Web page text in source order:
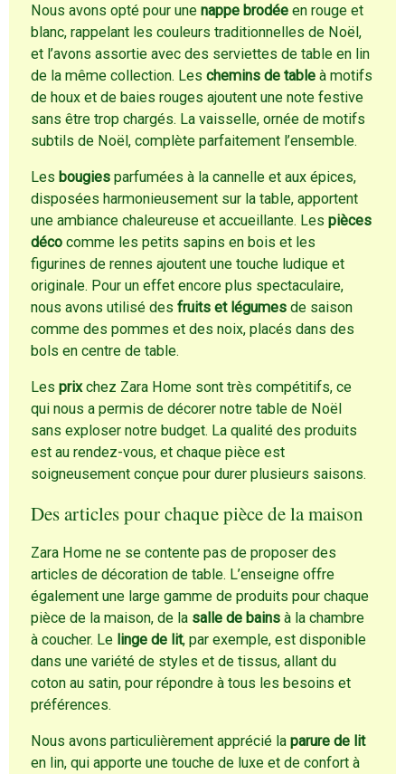
Nous avons opté pour unenappe brodée en rouge et
blanc, rappelant les couleurs traditionnelles de Noël,
et l’avons assortie avec des serviettes de table en lin
de la même collection. Leschemins de table à motifs
de houx et de baies rouges ajoutent une note festive
sans être trop chargés. La vaisselle, ornée de motifs
subtils de Noël, complète parfaitement l’ensemble.
Lesbougies parfumées à la cannelle et aux épices,
disposées harmonieusement sur la table, apportent
une ambiance chaleureuse et accueillante. Lespièces
déco comme les petits sapins en bois et les
figurines de rennes ajoutent une touche ludique et
originale. Pour un effet encore plus spectaculaire,
nous avons utilisé desfruits et légumes de saison
comme des pommes et des noix, placés dans des
bols en centre de table.
Lesprixchez Zara Home sont très compétitifs, ce
qui nous a permis de décorer notre table de Noël
sans exploser notre budget. La qualité des produits
est au rendez-vous, et chaque pièce est
soigneusement conçue pour durer plusieurs saisons.
Des articles pour chaque pièce de la maison
Zara Home ne se contente pas de proposer des
articles de décoration de table. L’enseigne offre
également une large gamme de produits pour chaque
pièce de la maison, de la salle de bains à la chambre
à coucher. Le linge de lit, par exemple, est disponible
dans une variété de styles et de tissus, allant du
coton au satin, pour répondre à tous les besoins et
préférences.
Nous avons particulièrement apprécié laparure de lit
en lin, qui apporte une touche de luxe et de confort à